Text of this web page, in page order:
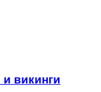
викинги